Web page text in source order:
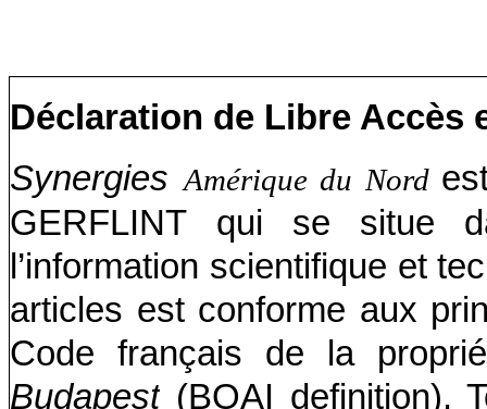
Déclaration de Libre Accès
Synergies Amérique du Nord
GERFLINT qui se situe
l’information scientifique et
articles est conforme aux
Code français de la
Budapest (BOAI definition).